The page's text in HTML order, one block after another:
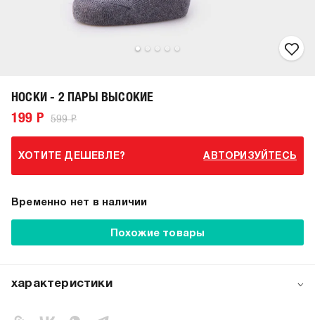
НОСКИ - 2 ПАРЫ ВЫСОКИЕ
199 Р 599 Р
ХОТИТЕ ДЕШЕВЛЕ? АВТОРИЗУЙТЕСЬ
Временно нет в наличии
Похожие товары
характеристики